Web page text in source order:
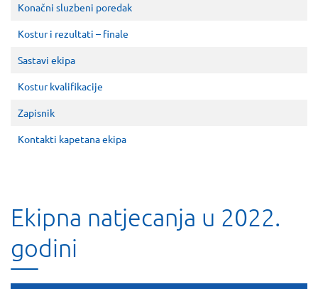
Konačni sluzbeni poredak
Kostur i rezultati – finale
Sastavi ekipa
Kostur kvalifikacije
Zapisnik
Kontakti kapetana ekipa
Ekipna natjecanja u 2022.
godini